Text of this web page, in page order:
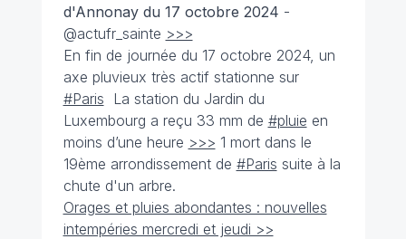
d'Annonay du 17 octobre 2024 -
@actufr_sainte >>>
En fin de journée du 17 octobre 2024, un
axe pluvieux très actif stationne sur
#Paris La station du Jardin du
Luxembourg a reçu 33 mm de #pluie en
moins d’une heure >>> 1 mort dans le
19ème arrondissement de #Paris suite à la
chute d'un arbre.
Orages et pluies abondantes : nouvelles
intempéries mercredi et jeudi >>